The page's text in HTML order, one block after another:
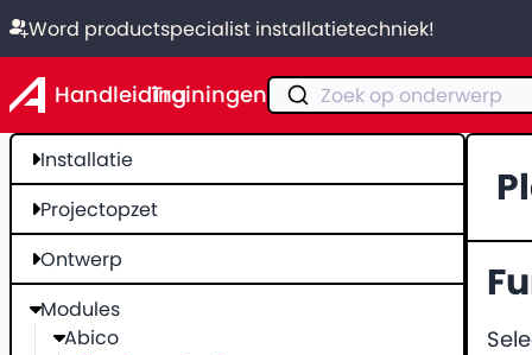
Word productspecialist installatietechniek!
HandleidingTrainingen Zoek op onderwerp
Installatie
Projectopzet
Ontwerp
Modules
Abico